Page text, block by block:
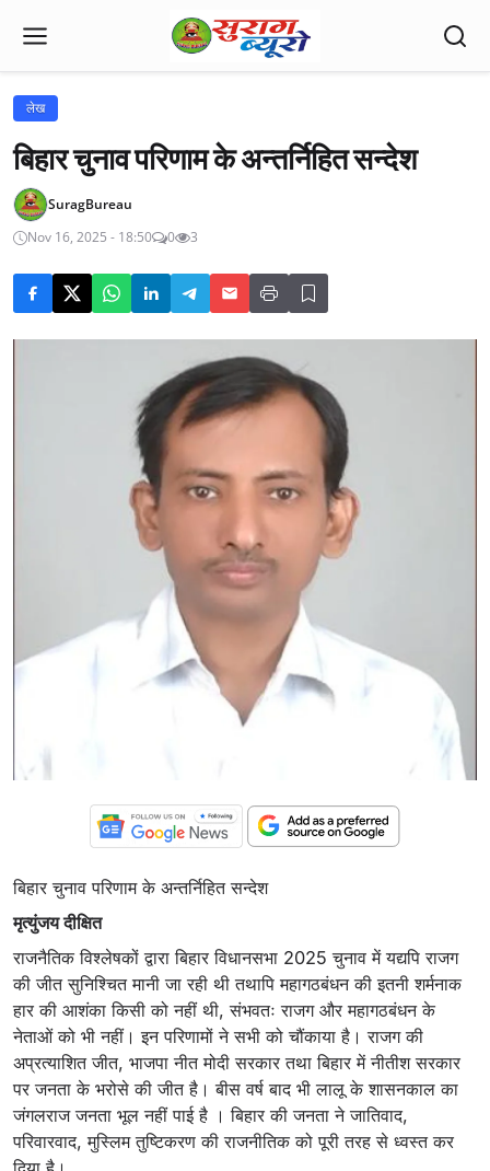
लेख
बिहार चुनाव परिणाम के अन्तर्निहित सन्देश
SuragBureau
Nov 16, 2025 - 18:50
0 3
बिहार चुनाव परिणाम के अन्तर्निहित सन्देश
मृत्युंजय दीक्षित
राजनैतिक विश्लेषकों द्वारा बिहार विधानसभा 2025 चुनाव में यद्यपि राजग
की जीत सुनिश्चित मानी जा रही थी तथापि महागठबंधन की इतनी शर्मनाक
हार की आशंका किसी को नहीं थी, संभवतः राजग और महागठबंधन के
नेताओं को भी नहीं। इन परिणामों ने सभी को चौंकाया है। राजग की
अप्रत्याशित जीत, भाजपा नीत मोदी सरकार तथा बिहार में नीतीश सरकार
पर जनता के भरोसे की जीत है। बीस वर्ष बाद भी लालू के शासनकाल का
जंगलराज जनता भूल नहीं पाई है । बिहार की जनता ने जातिवाद,
परिवारवाद, मुस्लिम तुष्टिकरण की राजनीतिक को पूरी तरह से ध्वस्त कर